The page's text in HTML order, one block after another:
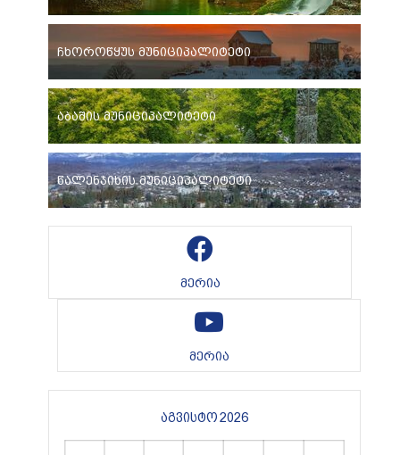
ჩხოროწყუს მუნიციპალიტეტი
აბაშის მუნიციპალიტეტი
წალენჯიხის მუნიციპალიტეტი
მერია
მერია
აგვისტო 2026